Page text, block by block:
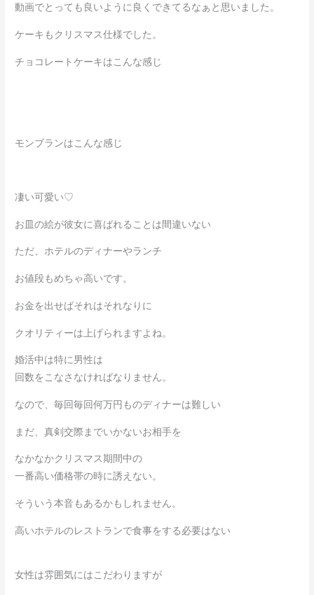
動画でとっても良いように良くできてるなぁと思いました。
ケーキもクリスマス仕様でした。
チョコレートケーキはこんな感じ
モンブランはこんな感じ
凄い可愛い♡
お皿の絵が彼女に喜ばれることは間違いない
ただ、ホテルのディナーやランチ
お値段もめちゃ高いです。
お金を出せばそれはそれなりに
クオリティーは上げられますよね。
婚活中は特に男性は
回数をこなさなければなりません。
なので、毎回毎回何万円ものディナーは難しい
まだ、真剣交際までいかないお相手を
なかなかクリスマス期間中の
一番高い価格帯の時に誘えない。
そういう本音もあるかもしれません。
高いホテルのレストランで食事をする必要はない
女性は雰囲気にはこだわりますが